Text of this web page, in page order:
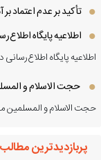
تأکید بر عدم اعتماد
اطلاعیه پایگاه
اطلاعیه پایگاه
حجت الاسلام و
حجت الاسلام و المسلمین
پربازدیدترین مطالب